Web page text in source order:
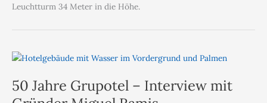
Leuchtturm 34 Meter in die Höhe.
50 Jahre Grupotel – Interview mit